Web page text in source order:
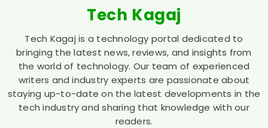
Tech Kagaj
Tech Kagaj is a technology portal dedicated to
bringing the latest news, reviews, and insights from
the world of technology. Our team of experienced
writers and industry experts are passionate about
staying up-to-date on the latest developments in the
tech industry and sharing that knowledge with our
readers.